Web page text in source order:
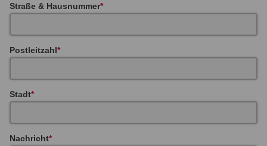
Straße & Hausnummer
Postleitzahl
Stadt
Nachricht